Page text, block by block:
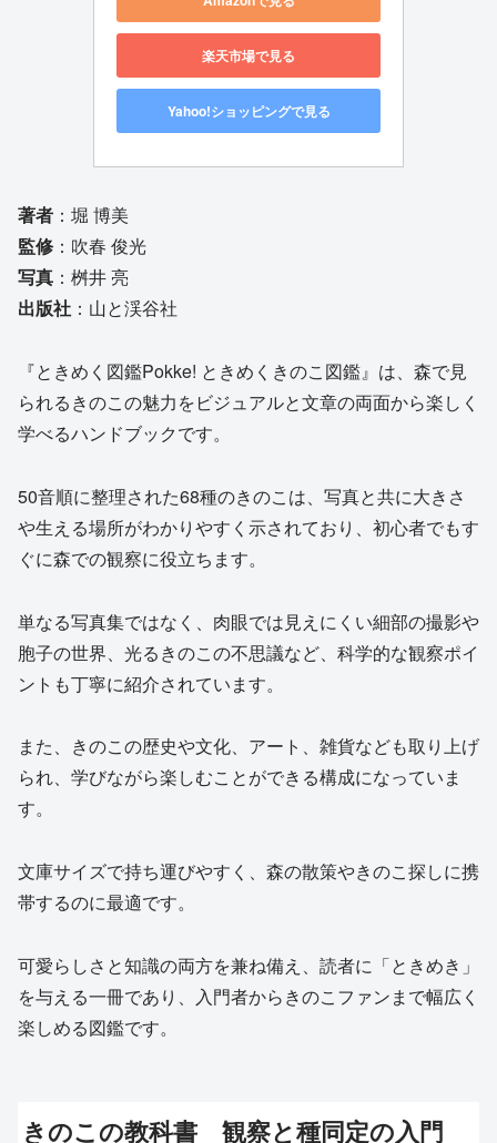
楽天市場で見る
Yahoo!ショッピングで見る
著者 ：堀 博美
監修 ：吹春 俊光
写真 ：桝井 亮
出版社 ：山と渓谷社
『ときめく図鑑Pokke! ときめくきのこ図鑑』は、森で見
られるきのこの魅力をビジュアルと文章の両面から楽しく
学べるハンドブックです。
50音順に整理された68種のきのこは、写真と共に大きさ
や生える場所がわかりやすく示されており、初心者でもす
ぐに森での観察に役立ちます。
単なる写真集ではなく、肉眼では見えにくい細部の撮影や
胞子の世界、光るきのこの不思議など、科学的な観察ポイ
ントも丁寧に紹介されています。
また、きのこの歴史や文化、アート、雑貨なども取り上げ
られ、学びながら楽しむことができる構成になっていま
す。
文庫サイズで持ち運びやすく、森の散策やきのこ探しに携
帯するのに最適です。
可愛らしさと知識の両方を兼ね備え、読者に「ときめき」
を与える一冊であり、入門者からきのこファンまで幅広く
楽しめる図鑑です。
きのこの教科書 観察と種同定の入門